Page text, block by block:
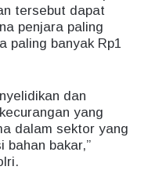
tersebut dapat
penjara paling
paling banyak Rp1
dan
yang
dalam sektor yang
bakar,”